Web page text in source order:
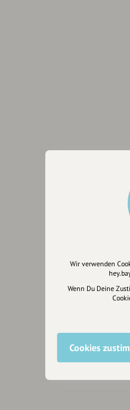
Wir verwenden
Wenn Du Deine
Cookies